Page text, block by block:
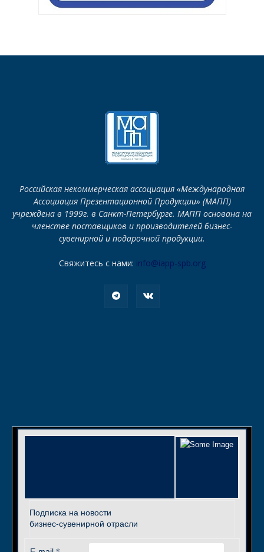
Российская некоммерческая ассоциация «Международная
Ассоциация Презентационной Продукции» (МАПП)
учреждена в 1999г. в Санкт-Петербурге. МАПП основана на
членстве поставщиков и производителей бизнес-
сувенирной и подарочной продукции.
Свяжитесь с нами: info@iapp-spb.org
Подписка на новости
бизнес-сувенирной отрасли